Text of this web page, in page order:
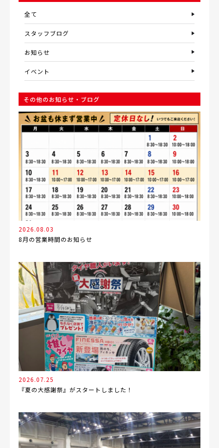
全て
スタッフブログ
お知らせ
イベント
その他のお知らせ・ブログ
2026.08.03
8月の営業時間のお知らせ
2026.07.25
『夏の大感謝祭』がスタートしました！